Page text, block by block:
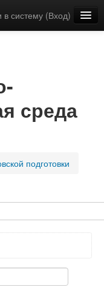
систему (Вход)
среда
подготовки